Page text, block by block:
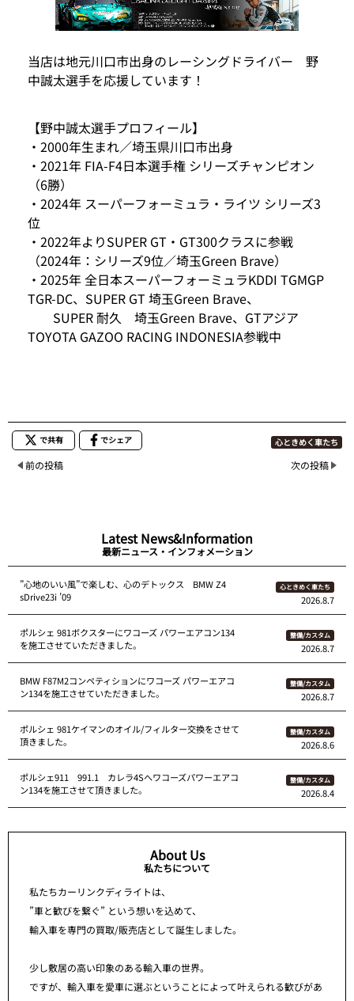
当店は地元川口市出身のレーシングドライバー 野
中誠太選手を応援しています！
【野中誠太選手プロフィール】
・2000年生まれ／埼玉県川口市出身
・2021年 FIA-F4日本選手権 シリーズチャンピオン
（6勝）
・2024年 スーパーフォーミュラ・ライツ シリーズ3
位
・2022年よりSUPER GT・GT300クラスに参戦
（2024年：シリーズ9位／埼玉Green Brave）
・2025年 全日本スーパーフォーミュラKDDI TGMGP
TGR-DC、SUPER GT 埼玉Green Brave、
SUPER 耐久 埼玉Green Brave、GTアジア
TOYOTA GAZOO RACING INDONESIA参戦中
で共有 でシェア 心ときめく車たち
前の投稿 次の投稿
Latest News&Information
最新ニュース・インフォメーション
”心地のいい風”で楽しむ、心のデトックス BMW Z4
sDrive23i ’09
心ときめく車たち
2026.8.7
ポルシェ 981ボクスターにワコーズ パワーエアコン134
を施工させていただきました。
整備/カスタム
2026.8.7
BMW F87M2コンペティションにワコーズ パワーエアコ
ン134を施工させていただきました。
整備/カスタム
2026.8.7
ポルシェ 981ケイマンのオイル/フィルター交換をさせて
頂きました。
整備/カスタム
2026.8.6
ポルシェ911 991.1 カレラ4Sへワコーズパワーエアコ
ン134を施工させて頂きました。
整備/カスタム
2026.8.4
About Us
私たちについて
私たちカーリンクディライトは、
”車と歓びを繋ぐ” という想いを込めて、
輸入車を専門の買取/販売店として誕生しました。
少し敷居の高い印象のある輸入車の世界。
ですが、輸入車を愛車に選ぶということによって叶えられる歓びがあ